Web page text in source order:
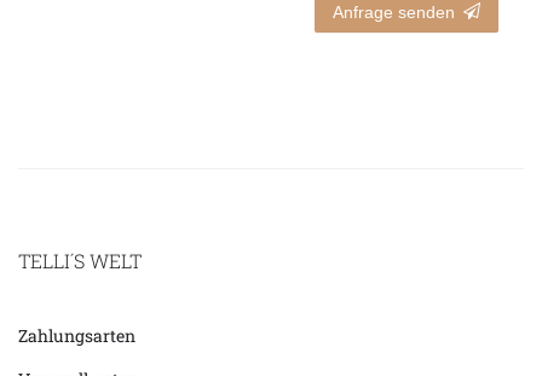
Anfrage senden
TELLI´S WELT
Zahlungsarten